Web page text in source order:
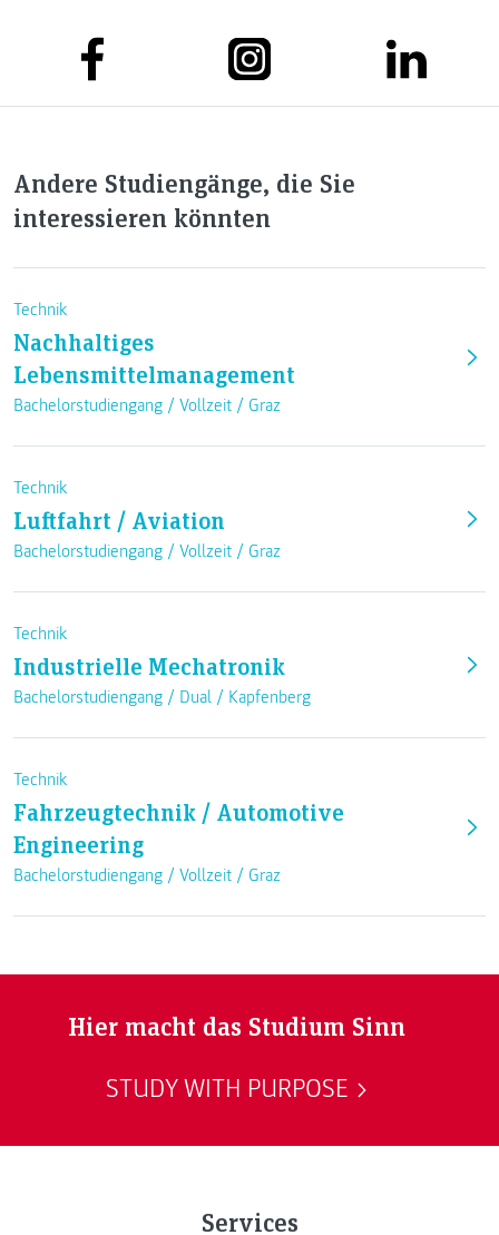
Andere Studiengänge, die Sie
interessieren könnten
Technik
Nachhaltiges
Lebensmittelmanagement
Bachelorstudiengang / Vollzeit / Graz
Technik
Luftfahrt / Aviation
Bachelorstudiengang / Vollzeit / Graz
Technik
Industrielle Mechatronik
Bachelorstudiengang / Dual / Kapfenberg
Technik
Fahrzeugtechnik / Automotive
Engineering
Bachelorstudiengang / Vollzeit / Graz
Hier macht das Studium Sinn
STUDY WITH PURPOSE
Services